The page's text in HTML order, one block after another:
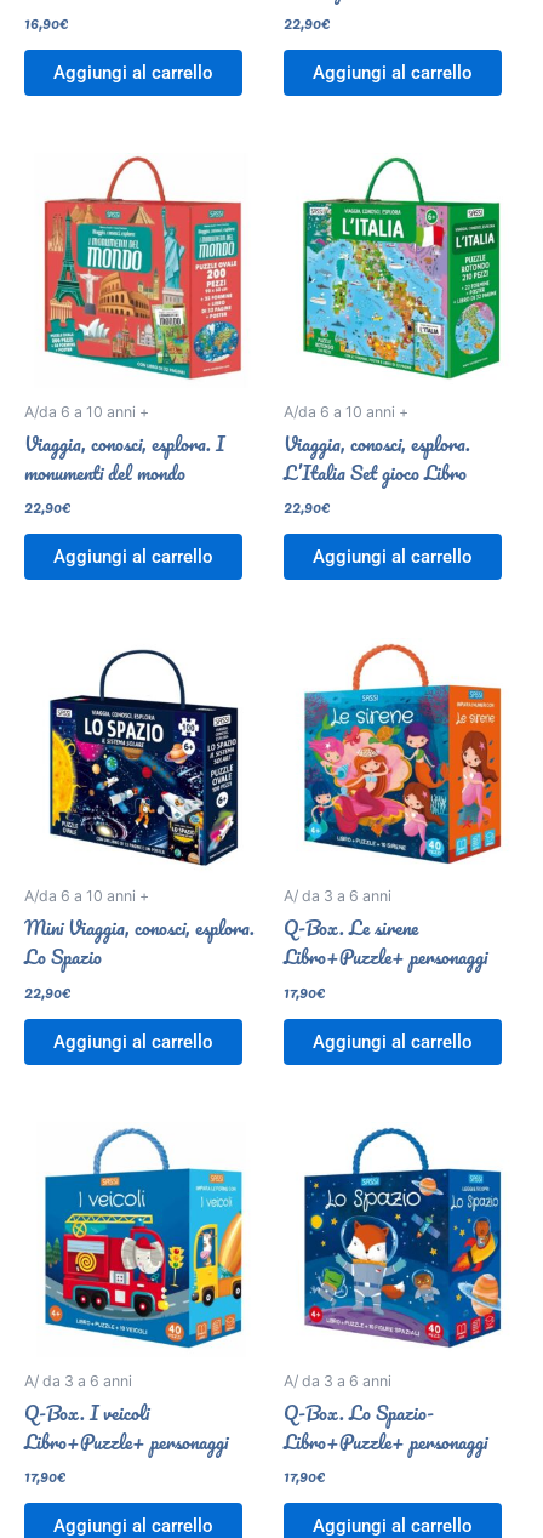
16,90€
Aggiungi al carrello
22,90€
Aggiungi al carrello
A/da 6 a 10 anni +
Viaggia, conosci, esplora. I
monumenti del mondo
22,90€
Aggiungi al carrello
A/da 6 a 10 anni +
Viaggia, conosci, esplora.
L’Italia Set gioco Libro
22,90€
Aggiungi al carrello
A/da 6 a 10 anni +
Mini Viaggia, conosci, esplora.
Lo Spazio
22,90€
Aggiungi al carrello
A/ da 3 a 6 anni
Q-Box. Le sirene
Libro+Puzzle+ personaggi
17,90€
Aggiungi al carrello
A/ da 3 a 6 anni
Q-Box. I veicoli
Libro+Puzzle+ personaggi
17,90€
Aggiungi al carrello
A/ da 3 a 6 anni
Q-Box. Lo Spazio-
Libro+Puzzle+ personaggi
17,90€
Aggiungi al carrello